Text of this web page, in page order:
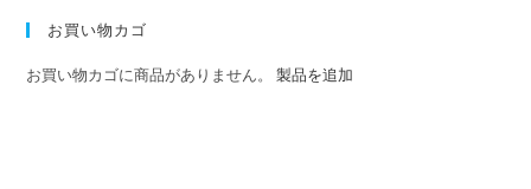
お買い物カゴ
お買い物カゴに商品がありません。製品を追加